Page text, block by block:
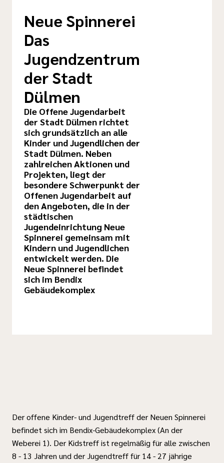
Neue Spinnerei
Das
Jugendzentrum
der Stadt
Dülmen
Die Offene Jugendarbeit
der Stadt Dülmen richtet
sich grundsätzlich an alle
Kinder und Jugendlichen der
Stadt Dülmen. Neben
zahlreichen Aktionen und
Projekten, liegt der
besondere Schwerpunkt der
Offenen Jugendarbeit auf
den Angeboten, die in der
städtischen
Jugendeinrichtung Neue
Spinnerei gemeinsam mit
Kindern und Jugendlichen
entwickelt werden. Die
Neue Spinnerei befindet
sich im Bendix
Gebäudekomplex
Der offene Kinder- und Jugendtreff der Neuen Spinnerei
befindet sich im Bendix-Gebäudekomplex (An der
Weberei 1). Der Kidstreff ist regelmäßig für alle zwischen
8 - 13 Jahren und der Jugendtreff für 14 - 27 jährige